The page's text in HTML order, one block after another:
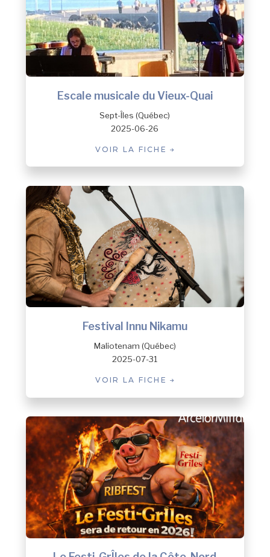
Escale musicale du Vieux-Quai
Sept-Îles (Québec)
2025-06-26
VOIR LA FICHE
Festival Innu Nikamu
Maliotenam (Québec)
2025-07-31
VOIR LA FICHE